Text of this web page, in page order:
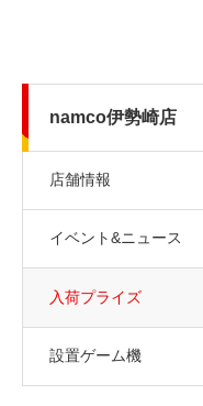
namco伊勢崎店
店舗情報
イベント&ニュース
入荷プライズ
設置ゲーム機